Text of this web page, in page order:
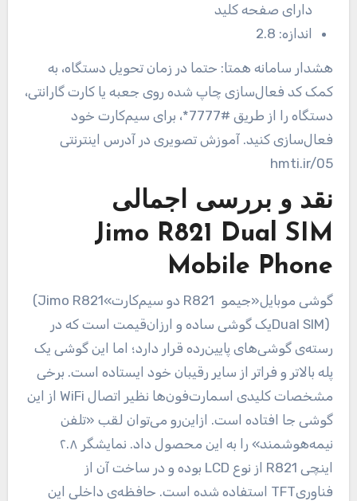
دارای صفحه کلید
اندازه: 2.8
هشدار سامانه همتا: حتما در زمان تحویل دستگاه، به
کمک کد فعال‌سازی چاپ شده روی جعبه یا کارت گارانتی،
دستگاه را از طریق #7777*، برای سیم‌کارت خود
فعال‌سازی کنید. آموزش تصویری در آدرس اینترنتی
hmti.ir/05
نقد و بررسی اجمالی
Jimo R821 Dual SIM
Mobile Phone
گوشی موبایل«جیمو R821 دو سیم‌کارت»(Jimo R821
Dual SIM)یک گوشی ساده و ارزان‌قیمت است که در
رسته‌ی گوشی‌های پایین‌رده قرار دارد؛ اما این گوشی یک
پله بالاتر و فراتر از سایر رقیبان خود ایستاده است. برخی
مشخصات کلیدی اسمارت‌فون‌ها نظیر اتصالWiFi از این
گوشی جا افتاده است. ازاین‌رو می‌توان لقب «تلفن
نیمه‌هوشمند» را به این محصول داد. نمایشگر ۲.۸
اینچیR821 از نوع LCD بوده و در ساخت آن از
فناوریTFT استفاده شده است. حافظه‌ی داخلی این